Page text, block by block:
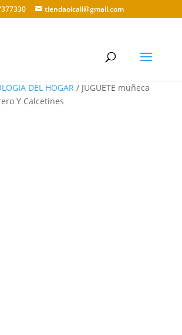
tiendaoicali@gmail.com
DEL HOGAR/ JUGUETE muñeca
Y Calcetines